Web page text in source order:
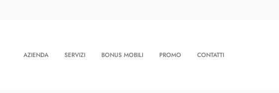
AZIENDA SERVIZI BONUS MOBILI PROMO CONTATTI